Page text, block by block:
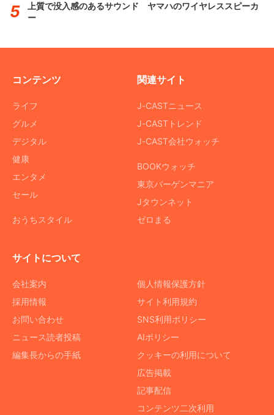
上質で没入感のあるサウンド ヤマハのワイヤレススピーカ
ー
コンテンツ
ライフ
グルメ
デジタル
健康
エンタメ
セール
おうちスタイル
関連サイト
J-CASTニュース
J-CASTトレンド
J-CAST会社ウォッチ
BOOKウォッチ
東京バーゲンマニア
Jタウンネット
ゼロまる
サイトについて
会社案内
採用情報
お問い合わせ
ニュース読者投稿
編集長からの手紙
個人情報保護方針
サイト利用規約
SNS利用ポリシー
AIポリシー
クッキーの利用について
広告掲載
記事配信
コンテンツ二次利用